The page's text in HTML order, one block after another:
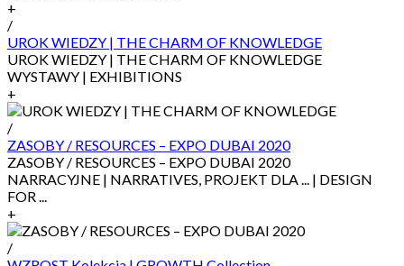
+
/
UROK WIEDZY | THE CHARM OF KNOWLEDGE
UROK WIEDZY | THE CHARM OF KNOWLEDGE
WYSTAWY | EXHIBITIONS
+
/
ZASOBY / RESOURCES – EXPO DUBAI 2020
ZASOBY / RESOURCES – EXPO DUBAI 2020
NARRACYJNE | NARRATIVES, PROJEKT DLA ... | DESIGN
FOR ...
+
/